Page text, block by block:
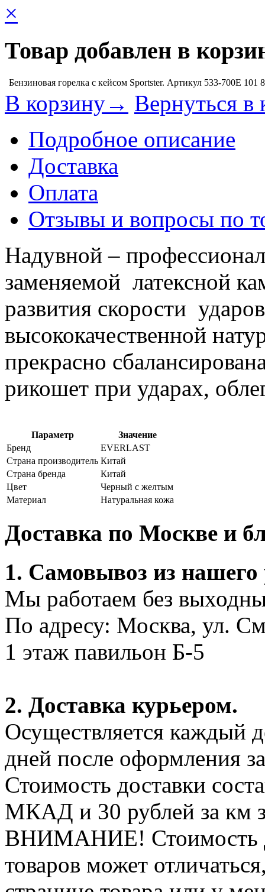
×
Товар добавлен в
Бензиновая горелка с кейсом Sportster. Артикул 533-700E 101
В корзину→ Вернуться в
Подробное описание
Доставка
Оплата
Отзывы и вопросы по
Надувной –
заменяемой латексной
развития скорости
высококачественной
прекрасно
рикошет при ударах,
Параметр
Значение
Бренд
EVERLAST
Страна производитель Китай
Страна бренда
Китай
Цвет
Черный с желтым
Материал
Натуральная кожа
Доставка по Москве и
1. Самовывоз из нашего
Мы работаем без
По адресу: Москва, ул.
1 этаж павильон Б-5
2. Доставка курьером.
Осуществляется каждый
дней после оформления
Стоимость доставки
МКАД и 30 рублей за км
ВНИМАНИЕ! Стоимость
товаров может